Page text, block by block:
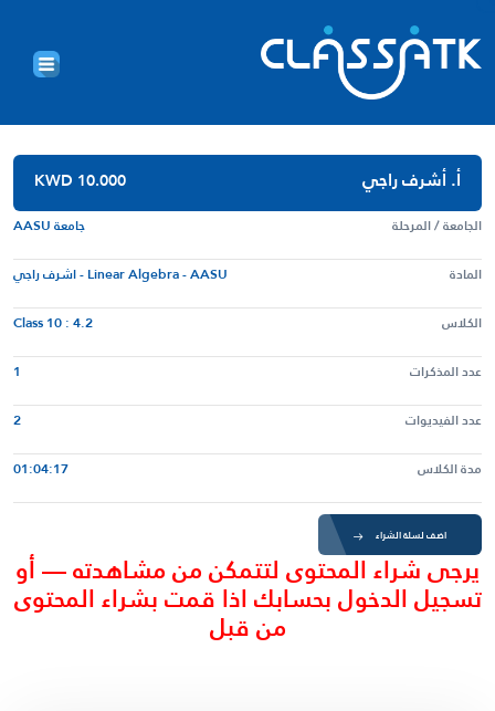
أ. أشرف راجي KWD 10.000
الجامعة / المرحلة
جامعة AASU
المادة
Linear Algebra - AASU - اشرف راجي
الكلاس
Class 10 : 4.2
عدد المذكرات
1
عدد الفيديوات
2
مدة الكلاس
01:04:17
اضف لسلة الشراء
يرجى شراء المحتوى لتتمكن من مشاهدته — أو
تسجيل الدخول بحسابك اذا قمت بشراء المحتوى
من قبل